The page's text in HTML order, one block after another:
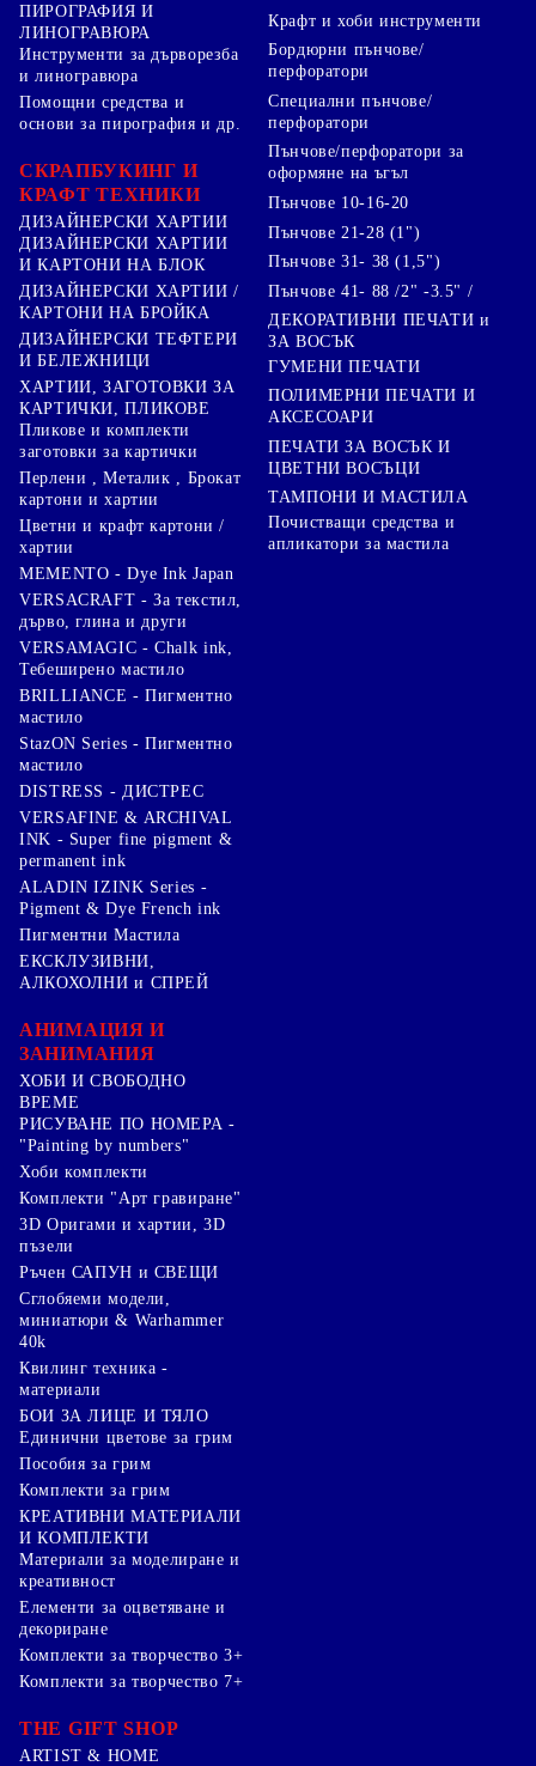
ПИРОГРАФИЯ И
ЛИНОГРАВЮРА
Инструменти за дърворезба
и линогравюра
Помощни средства и
основи за пирография и др.
СКРАПБУКИНГ И
КРАФТ ТЕХНИКИ
ДИЗАЙНЕРСКИ ХАРТИИ
ДИЗАЙНЕРСКИ ХАРТИИ
И КАРТОНИ НА БЛОК
ДИЗАЙНЕРСКИ ХАРТИИ /
КАРТОНИ НА БРОЙКА
ДИЗАЙНЕРСКИ ТЕФТЕРИ
И БЕЛЕЖНИЦИ
ХАРТИИ, ЗАГОТОВКИ ЗА
КАРТИЧКИ, ПЛИКОВЕ
Пликове и комплекти
заготовки за картички
Перлени , Металик , Брокат
картони и хартии
Цветни и крафт картони /
хартии
Крафт и хоби инструменти
Бордюрни пънчове/
перфоратори
Специални пънчове/
перфоратори
Пънчове/перфоратори за
оформяне на ъгъл
Пънчове 10-16-20
Пънчове 21-28 (1")
Пънчове 31- 38 (1,5")
Пънчове 41- 88 /2" -3.5" /
ДЕКОРАТИВНИ ПЕЧАТИ и
ЗА ВОСЪК
ГУМЕНИ ПЕЧАТИ
ПОЛИМЕРНИ ПЕЧАТИ И
АКСЕСОАРИ
ПЕЧАТИ ЗА ВОСЪК И
ЦВЕТНИ ВОСЪЦИ
ТАМПОНИ И МАСТИЛА
Почистващи средства и
апликатори за мастила
MEMENTO - Dye Ink Japan
VERSACRAFT - За текстил,
дърво, глина и други
VERSAMAGIC - Chalk ink,
Тебеширено мастило
BRILLIANCE - Пигментно
мастило
StazON Series - Пигментно
мастило
DISTRESS - ДИСТРЕС
VERSAFINE & ARCHIVAL
INK - Super fine pigment &
permanent ink
ALADIN IZINK Series -
Pigment & Dye French ink
Пигментни Мастила
ЕКСКЛУЗИВНИ,
АЛКОХОЛНИ и СПРЕЙ
АНИМАЦИЯ И
ЗАНИМАНИЯ
ХОБИ И СВОБОДНО
ВРЕМЕ
РИСУВАНЕ ПО НОМЕРА -
"Painting by numbers"
Хоби комплекти
Комплекти "Арт гравиране"
3D Оригами и хартии, 3D
пъзели
Ръчен САПУН и СВЕЩИ
Сглобяеми модели,
миниатюри & Warhammer
40k
Квилинг техника -
материали
БОИ ЗА ЛИЦЕ И ТЯЛО
Единични цветове за грим
Пособия за грим
Комплекти за грим
КРЕАТИВНИ МАТЕРИАЛИ
И КОМПЛЕКТИ
Mатериали за моделиране и
креативност
Елементи за оцветяване и
декориране
Комплекти за творчество 3+
Комплекти за творчество 7+
THE GIFT SHOP
ARTIST & HOME